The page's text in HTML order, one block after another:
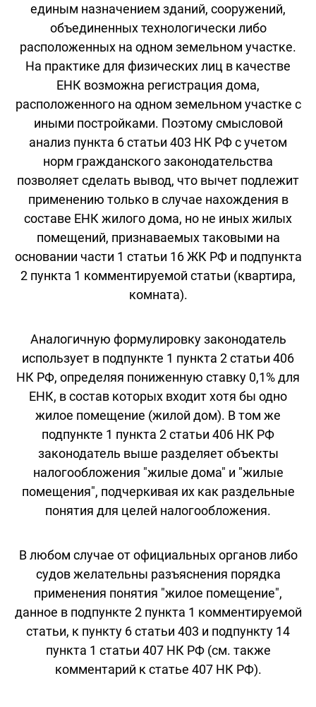
единым назначением зданий, сооружений,
объединенных технологически либо
расположенных на одном земельном участке.
На практике для физических лиц в качестве
ЕНК возможна регистрация дома,
расположенного на одном земельном участке с
иными постройками. Поэтому смысловой
анализ пункта 6 статьи 403 НК РФ с учетом
норм гражданского законодательства
позволяет сделать вывод, что вычет подлежит
применению только в случае нахождения в
составе ЕНК жилого дома, но не иных жилых
помещений, признаваемых таковыми на
основании части 1 статьи 16 ЖК РФ и подпункта
2 пункта 1 комментируемой статьи (квартира,
комната).
Аналогичную формулировку законодатель
использует в подпункте 1 пункта 2 статьи 406
НК РФ, определяя пониженную ставку 0,1% для
ЕНК, в состав которых входит хотя бы одно
жилое помещение (жилой дом). В том же
подпункте 1 пункта 2 статьи 406 НК РФ
законодатель выше разделяет объекты
налогообложения "жилые дома" и "жилые
помещения", подчеркивая их как раздельные
понятия для целей налогообложения.
В любом случае от официальных органов либо
судов желательны разъяснения порядка
применения понятия "жилое помещение",
данное в подпункте 2 пункта 1 комментируемой
статьи, к пункту 6 статьи 403 и подпункту 14
пункта 1 статьи 407 НК РФ (см. также
комментарий к статье 407 НК РФ).